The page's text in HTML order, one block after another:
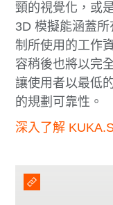
頸的視覺化，或
3D 模擬能涵蓋
制所使用的工作
容稍後也將以完
讓使用者以最低
的規劃可靠性。
深入了解